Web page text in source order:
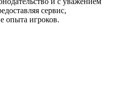
сервис,
опыта игроков.